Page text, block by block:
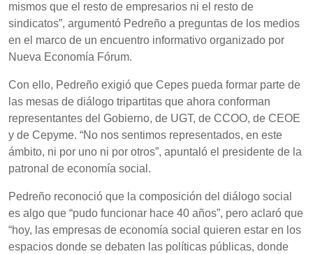
mismos que el resto de empresarios ni el resto de
sindicatos”, argumentó Pedreño a preguntas de los medios
en el marco de un encuentro informativo organizado por
Nueva Economía Fórum.
Con ello, Pedreño exigió que Cepes pueda formar parte de
las mesas de diálogo tripartitas que ahora conforman
representantes del Gobierno, de UGT, de CCOO, de CEOE
y de Cepyme. “No nos sentimos representados, en este
ámbito, ni por uno ni por otros”, apuntaló el presidente de la
patronal de economía social.
Pedreño reconoció que la composición del diálogo social
es algo que “pudo funcionar hace 40 años”, pero aclaró que
“hoy, las empresas de economía social quieren estar en los
espacios donde se debaten las políticas públicas, donde